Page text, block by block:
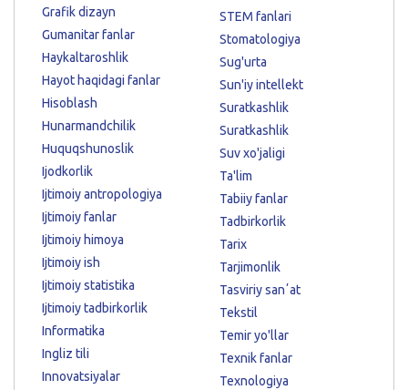
Grafik dizayn
Gumanitar fanlar
Haykaltaroshlik
Hayot haqidagi fanlar
Hisoblash
Hunarmandchilik
Huquqshunoslik
Ijodkorlik
Ijtimoiy antropologiya
Ijtimoiy fanlar
Ijtimoiy himoya
Ijtimoiy ish
Ijtimoiy statistika
Ijtimoiy tadbirkorlik
Informatika
Ingliz tili
Innovatsiyalar
STEM fanlari
Stomatologiya
Sug'urta
Sun'iy intellekt
Suratkashlik
Suratkashlik
Suv xo'jaligi
Ta'lim
Tabiiy fanlar
Tadbirkorlik
Tarix
Tarjimonlik
Tasviriy sanʼat
Tekstil
Temir yo'llar
Texnik fanlar
Texnologiya